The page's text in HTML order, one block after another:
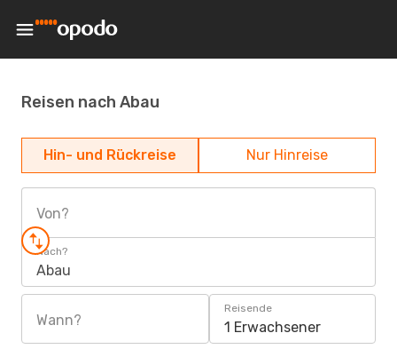
Reisen nach Abau
Hin- und Rückreise Nur Hinreise
Von?
Nach?
Abau
Wann?
Reisende
1 Erwachsener